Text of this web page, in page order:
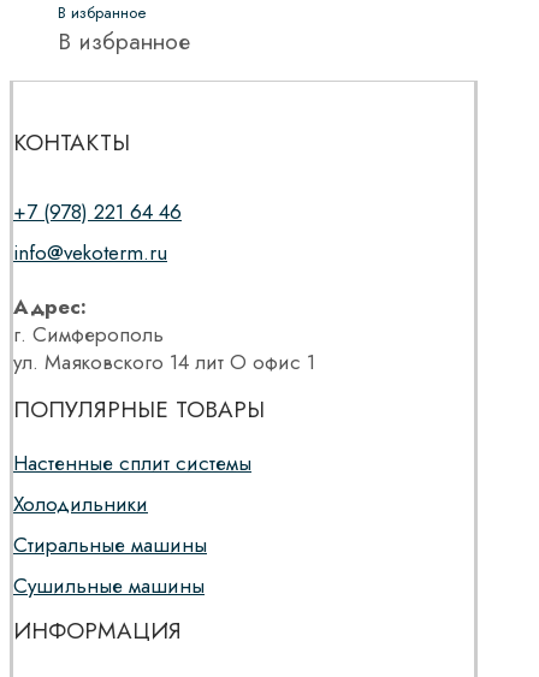
В избранное
В избранное
КОНТАКТЫ
+7 (978) 221 64 46
info@vekoterm.ru
Адрес:
г. Симферополь
ул. Маяковского 14 лит О офис 1
ПОПУЛЯРНЫЕ ТОВАРЫ
Настенные сплит системы
Холодильники
Стиральные машины
Сушильные машины
ИНФОРМАЦИЯ